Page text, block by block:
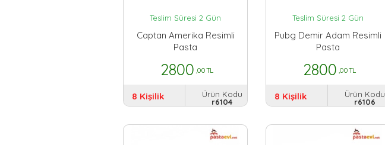
Teslim Süresi 2 Gün
Captan Amerika Resimli
Pasta
2800 ,00 TL
8 Kişilik
Ürün Kodu
r6104
Teslim Süresi 2 Gün
Pubg Demir Adam Resimli
Pasta
2800 ,00 TL
8 Kişilik
Ürün Kodu
r6106